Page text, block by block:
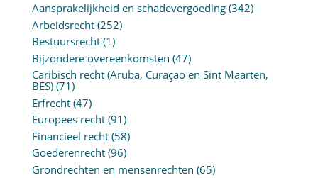
Aansprakelijkheid en schadevergoeding(342)
Arbeidsrecht(252)
Bestuursrecht(1)
Bijzondere overeenkomsten (47)
Caribisch recht (Aruba, Curaçao en Sint Maarten,
BES)(71)
Erfrecht(47)
Europees recht(91)
Financieel recht(58)
Goederenrecht(96)
Grondrechten en mensenrechten (65)